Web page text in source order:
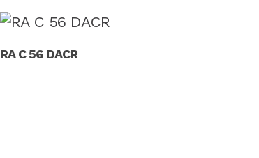
RA C 56 DACR